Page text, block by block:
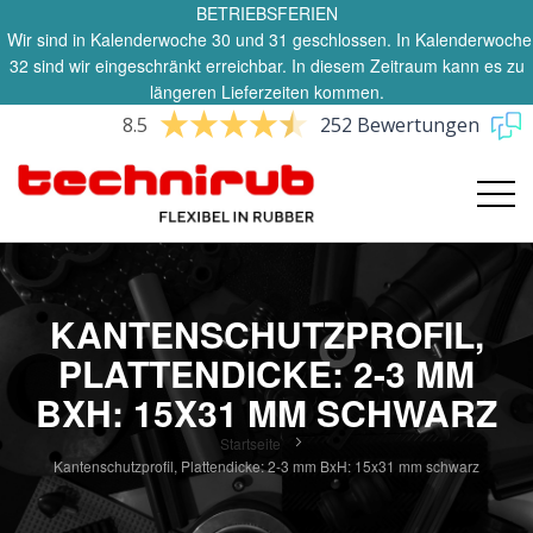
BETRIEBSFERIEN
Wir sind in Kalenderwoche 30 und 31 geschlossen. In Kalenderwoche
32 sind wir eingeschränkt erreichbar. In diesem Zeitraum kann es zu
längeren Lieferzeiten kommen.
8.5 252 Bewertungen
KANTENSCHUTZPROFIL,
PLATTENDICKE: 2-3 MM
BXH: 15X31 MM SCHWARZ
Startseite
Kantenschutzprofil, Plattendicke: 2-3 mm BxH: 15x31 mm schwarz